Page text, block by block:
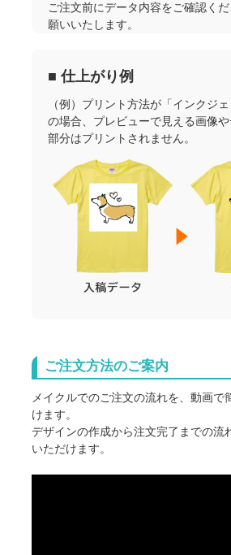
ご注文前にデータ内容をご確認く
願いいたします。
■ 仕上がり例
（例）プリント方法が「インクジェ
の場合、プレビューで見える画像
部分はプリントされません。
ご注文方法のご案内
メイクルでのご注文の流れを、動画で
けます。
デザインの作成から注文完了までの流
いただけます。